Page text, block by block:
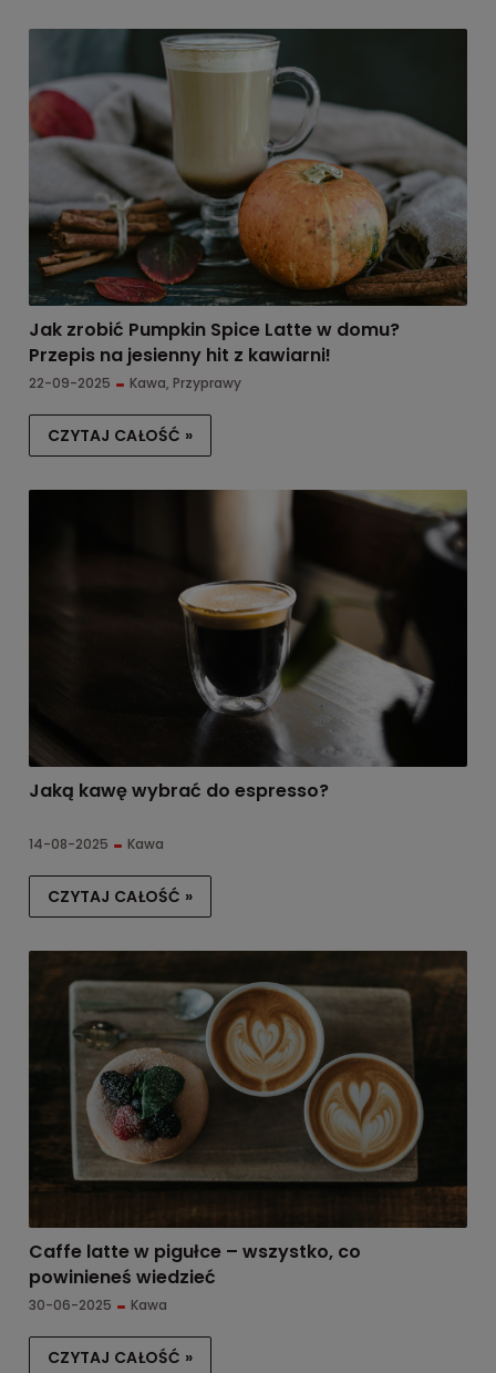
Jak zrobić Pumpkin Spice Latte w domu?
Przepis na jesienny hit z kawiarni!
22-09-2025 Kawa, Przyprawy
CZYTAJ CAŁOŚĆ »
Jaką kawę wybrać do espresso?
14-08-2025 Kawa
CZYTAJ CAŁOŚĆ »
Caffe latte w pigułce – wszystko, co
powinieneś wiedzieć
30-06-2025 Kawa
CZYTAJ CAŁOŚĆ »